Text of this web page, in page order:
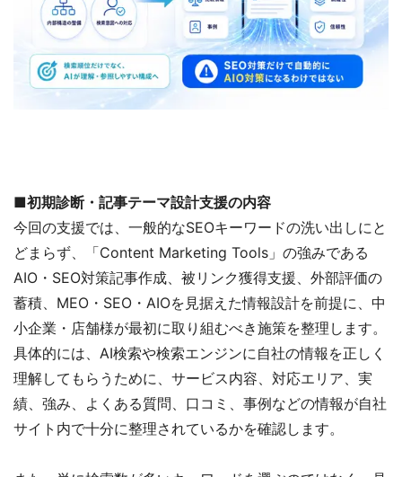
■初期診断・記事テーマ設計支援の内容
今回の支援では、一般的なSEOキーワードの洗い出しにと
どまらず、「Content Marketing Tools」の強みである
AIO・SEO対策記事作成、被リンク獲得支援、外部評価の
蓄積、MEO・SEO・AIOを見据えた情報設計を前提に、中
小企業・店舗様が最初に取り組むべき施策を整理します。
具体的には、AI検索や検索エンジンに自社の情報を正しく
理解してもらうために、サービス内容、対応エリア、実
績、強み、よくある質問、口コミ、事例などの情報が自社
サイト内で十分に整理されているかを確認します。